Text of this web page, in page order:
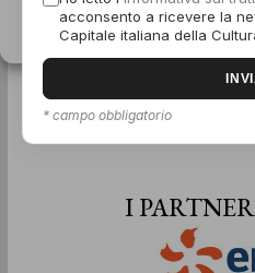
Informativa sui cookie
GLI
I
acconsento a ricevere la
Capitale italiana della
* campo obbligatorio